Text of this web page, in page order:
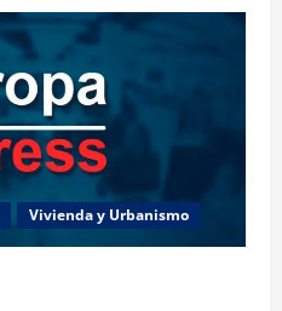
Vivienda y Urbanismo